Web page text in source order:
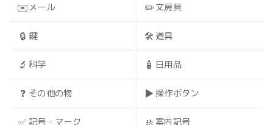
✉️ メール ✏️文房具
🔒 鍵 🛠️ 道具
🔬 科学 🧴 日用品
❓ その他の物 ▶️ 操作ボタン
✅ 記号・マーク 🚸 案内記号